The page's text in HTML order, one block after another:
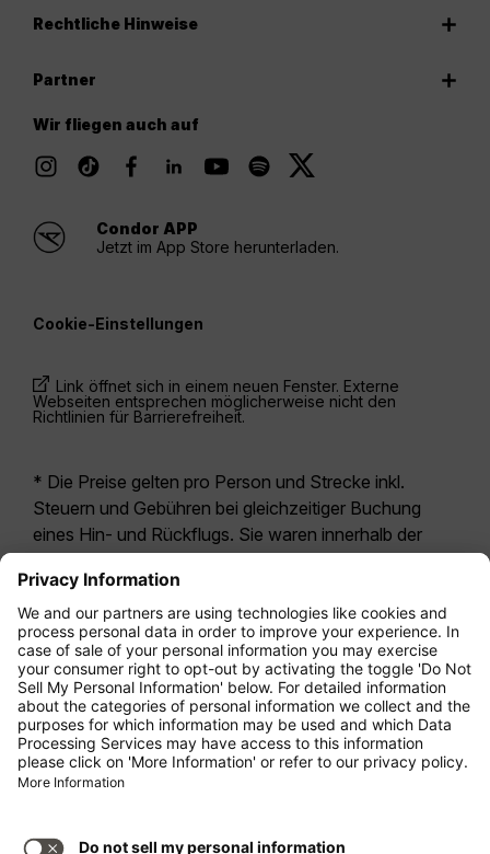
Rechtliche Hinweise
Partner
Wir fliegen auch auf
Condor APP
Jetzt im App Store herunterladen.
Cookie-Einstellungen
Link öffnet sich in einem neuen Fenster. Externe
Webseiten entsprechen möglicherweise nicht den
Richtlinien für Barrierefreiheit.
* Die Preise gelten pro Person und Strecke inkl.
Steuern und Gebühren bei gleichzeitiger Buchung
eines Hin- und Rückflugs. Sie waren innerhalb der
möglicherweise nicht mehr aktuell. Bei den für die
Economy Class angegebenen Tarifen handelt es
sich i.d.R. um Economy Zero, unsere restriktivste
Tarifoption. Es können hierfür zusätzliche Gebühren
fürAufgabegepäckoder für andere optionale
Leistungen anfallen. Es gelten dieAllgemeinen
Geschäftsbedingungen .